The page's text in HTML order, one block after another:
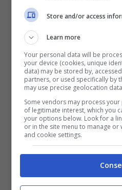
Articoli recenti
L’era dei dati
per leggere le
Da Cunha in
italiana: c’è il
Serie A,
allenatore:
sorpresa per
Store and/or access
Learn more
Your personal data will be
your device (cookies, unique
data) may be stored by,
partners, or used specifically by
may use precise geolocation
Some vendors may process
of legitimate interest, which you
your options below. Look for a
or in the site menu to manage
and cookie settings.